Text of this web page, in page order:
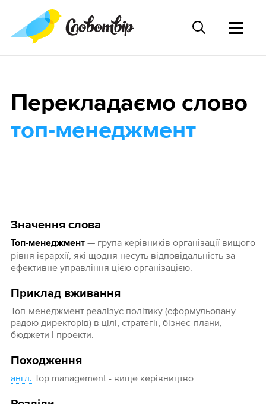
Значення слова
Топ-менеджмент— група керівників організації вищого
рівня ієрархії, які щодня несуть відповідальність за
ефективне управління цією організацією.
Приклад вживання
Топ-менеджмент реалізує політику (сформульовану
радою директорів) в цілі, стратегії, бізнес-плани,
бюджети і проекти.
Походження
англ. Top management - вище керівництво
Перекладаємо слово
топ-менеджмент